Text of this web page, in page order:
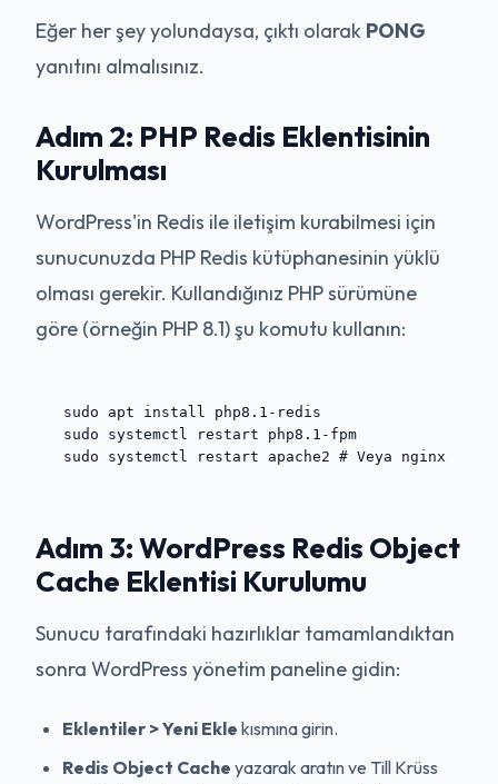
Eğer her şey yolundaysa, çıktı olarak PONG
yanıtını almalısınız.
Adım 2: PHP Redis Eklentisinin
Kurulması
WordPress'in Redis ile iletişim kurabilmesi için
sunucunuzda PHP Redis kütüphanesinin yüklü
olması gerekir. Kullandığınız PHP sürümüne
göre (örneğin PHP 8.1) şu komutu kullanın:
sudo apt install php8.1-redis
sudo systemctl restart php8.1-fpm
Adım 3: WordPress Redis Object
Cache Eklentisi Kurulumu
Sunucu tarafındaki hazırlıklar tamamlandıktan
sonra WordPress yönetim paneline gidin:
Eklentiler > Yeni Ekle kısmına girin.
Redis Object Cache yazarak aratın ve Till Krüss